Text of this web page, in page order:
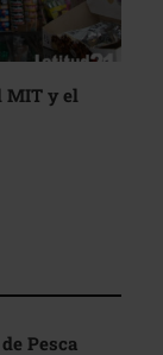
MIT y el
Pesca